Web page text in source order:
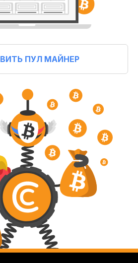
ПУЛ МАЙНЕР